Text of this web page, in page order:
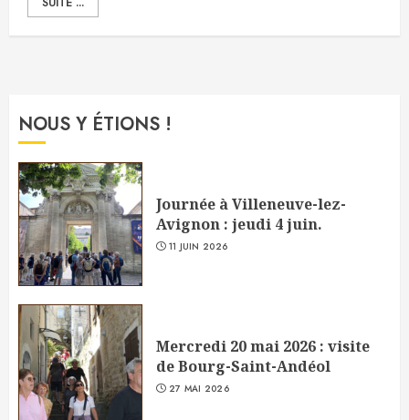
NOUS Y ÉTIONS !
Journée à Villeneuve-lez-
Avignon : jeudi 4 juin.
11 JUIN 2026
Mercredi 20 mai 2026 : visite
de Bourg-Saint-Andéol
27 MAI 2026